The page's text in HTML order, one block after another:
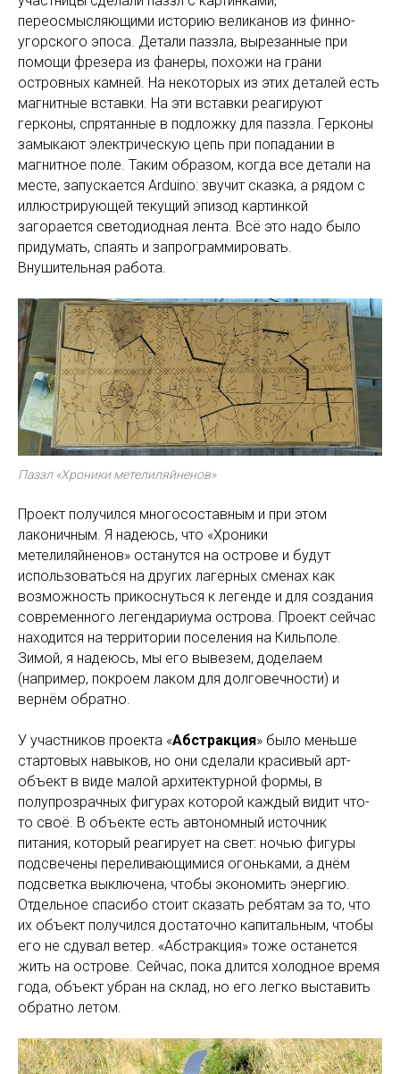
переосмысляющими историю великанов из финно-
угорского эпоса. Детали паззла, вырезанные при
помощи фрезера из фанеры, похожи на грани
островных камней. На некоторых из этих деталей есть
магнитные вставки. На эти вставки реагируют
герконы, спрятанные в подложку для паззла. Герконы
замыкают электрическую цепь при попадании в
магнитное поле. Таким образом, когда все детали на
месте, запускается Arduino: звучит сказка, а рядом с
иллюстрирующей текущий эпизод картинкой
загорается светодиодная лента. Всё это надо было
придумать, спаять и запрограммировать.
Внушительная работа.
Паззл «Хроники метелиляйненов»
Проект получился многосоставным и при этом
лаконичным. Я надеюсь, что «Хроники
метелиляйненов» останутся на острове и будут
использоваться на других лагерных сменах как
возможность прикоснуться к легенде и для создания
современного легендариума острова. Проект сейчас
находится на территории поселения на Кильполе.
Зимой, я надеюсь, мы его вывезем, доделаем
(например, покроем лаком для долговечности) и
вернём обратно.
У участников проекта «Абстракция» было меньше
стартовых навыков, но они сделали красивый арт-
объект в виде малой архитектурной формы, в
полупрозрачных фигурах которой каждый видит что-
то своё. В объекте есть автономный источник
питания, который реагирует на свет: ночью фигуры
подсвечены переливающимися огоньками, а днём
подсветка выключена, чтобы экономить энергию.
Отдельное спасибо стоит сказать ребятам за то, что
их объект получился достаточно капитальным, чтобы
его не сдувал ветер. «Абстракция» тоже останется
жить на острове. Сейчас, пока длится холодное время
года, объект убран на склад, но его легко выставить
обратно летом.